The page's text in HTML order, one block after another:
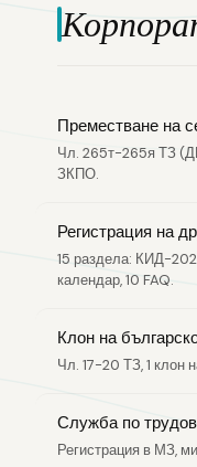
Преместване на
Чл. 265т-265я ТЗ
ЗКПО.
Регистрация на
15 раздела: КИД-
календар, 10 FAQ.
Клон на
Чл. 17-20 ТЗ, 1 клон
Служба по
Регистрация в МЗ,